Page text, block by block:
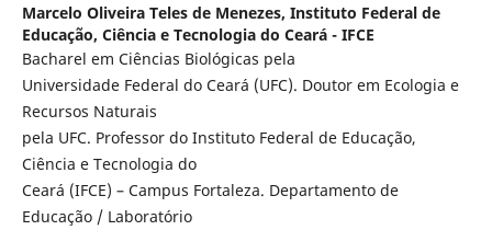
Marcelo Oliveira Teles de Menezes, Instituto Federal de
Educação, Ciência e Tecnologia do Ceará - IFCE
Bacharel em Ciências Biológicas pela
Universidade Federal do Ceará (UFC). Doutor em Ecologia e
Recursos Naturais
pela UFC. Professor do Instituto Federal de Educação,
Ciência e Tecnologia do
Ceará (IFCE) – Campus Fortaleza. Departamento de
Educação / Laboratório